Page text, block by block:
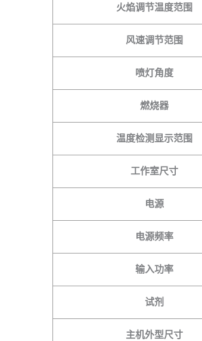
火焰调节温度范围
风速调节范围
喷灯角度
燃烧器
温度检测显示范围
工作室尺寸
电源
电源频率
输入功率
试剂
主机外型尺寸